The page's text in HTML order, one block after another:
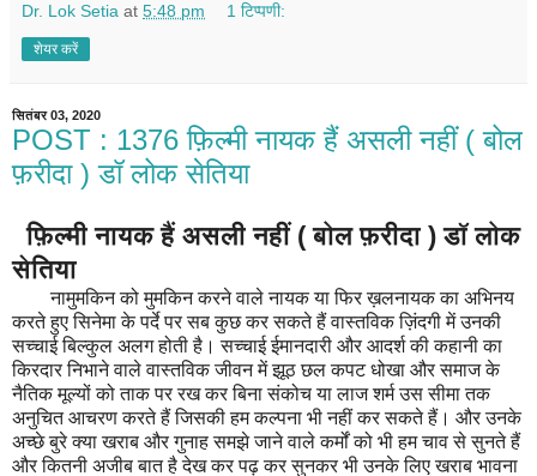
Dr. Lok Setia at 5:48 pm 1 टिप्पणी:
शेयर करें
सितंबर 03, 2020
POST : 1376 फ़िल्मी नायक हैं असली नहीं ( बोल
फ़रीदा ) डॉ लोक सेतिया
फ़िल्मी नायक हैं असली नहीं ( बोल फ़रीदा ) डॉ लोक
सेतिया
नामुमकिन को मुमकिन करने वाले नायक या फिर ख़लनायक का अभिनय
करते हुए सिनेमा के पर्दे पर सब कुछ कर सकते हैं वास्तविक ज़िंदगी में उनकी
सच्चाई बिल्कुल अलग होती है। सच्चाई ईमानदारी और आदर्श की कहानी का
किरदार निभाने वाले वास्तविक जीवन में झूठ छल कपट धोखा और समाज के
नैतिक मूल्यों को ताक पर रख कर बिना संकोच या लाज शर्म उस सीमा तक
अनुचित आचरण करते हैं जिसकी हम कल्पना भी नहीं कर सकते हैं। और उनके
अच्छे बुरे क्या खराब और गुनाह समझे जाने वाले कर्मों को भी हम चाव से सुनते हैं
और कितनी अजीब बात है देख कर पढ़ कर सुनकर भी उनके लिए खराब भावना